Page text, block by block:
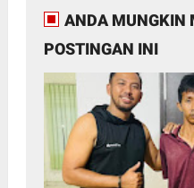
ANDA MUNGKIN
POSTINGAN INI